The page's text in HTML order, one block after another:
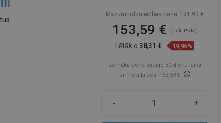
Mazumtirdzniecības cena: 191,90 €
153,59 €(t.sk. PVN)
Lētāk o38,31 € 19,96%
Zemākā cena pēdējo 30 dienu laikā
pirms atlaides: 153,59 €
- +